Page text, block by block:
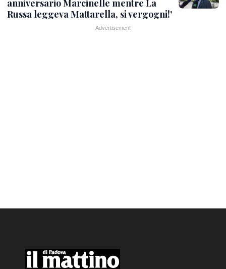
anniversario Marcinelle mentre La
Russa leggeva Mattarella, si vergogni!'